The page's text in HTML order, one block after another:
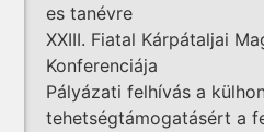
es tanévre
XXIII. Fiatal Kárpátaljai
Konferenciája
Pályázati felhívás a
tehetségtámogatásért a